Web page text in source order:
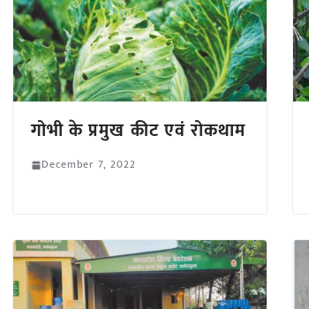
गोभी के प्रमुख कीट एवं रोकथाम
December 7, 2022